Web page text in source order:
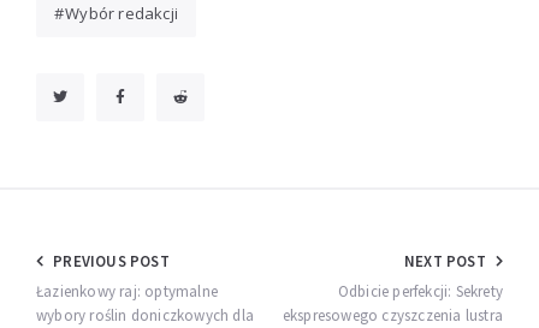
Wybór redakcji
Nawigacja
wpisu
PREVIOUS POST
Łazienkowy raj: optymalne
wybory roślin doniczkowych dla
NEXT POST
Odbicie perfekcji: Sekrety
ekspresowego czyszczenia lustra